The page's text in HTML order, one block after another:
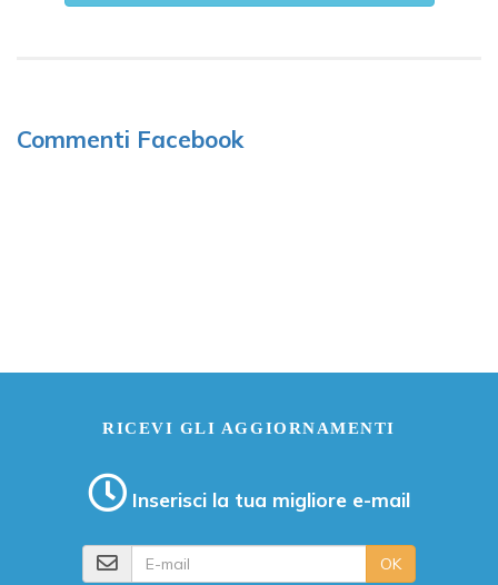
Commenti Facebook
RICEVI GLI AGGIORNAMENTI
Inserisci la tua migliore e-mail
OK